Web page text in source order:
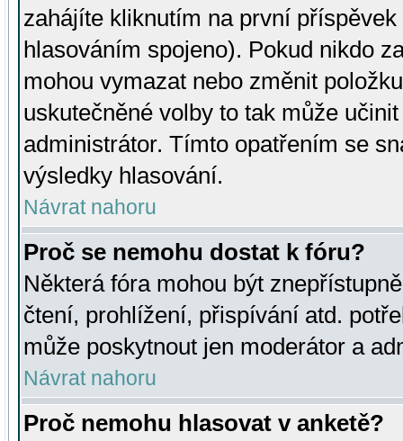
zahájíte kliknutím na první
hlasováním spojeno). Pokud nikdo
mohou vymazat nebo změnit
uskutečněné volby to tak může
administrátor. Tímto opatřením se
výsledky hlasování.
Návrat nahoru
Proč se nemohu dostat k fóru?
Některá fóra mohou být
čtení, prohlížení, přispívání atd.
může poskytnout jen moderátor a
Návrat nahoru
Proč nemohu hlasovat v anketě?